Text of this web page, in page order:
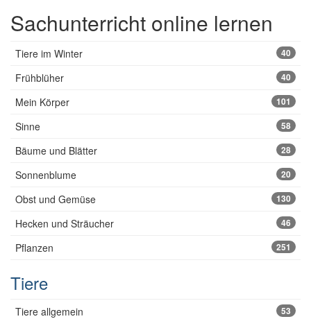
Sachunterricht online lernen
Tiere im Winter 40
Frühblüher 40
Mein Körper 101
Sinne 58
Bäume und Blätter 28
Sonnenblume 20
Obst und Gemüse 130
Hecken und Sträucher 46
Pflanzen 251
Tiere
Tiere allgemein 53